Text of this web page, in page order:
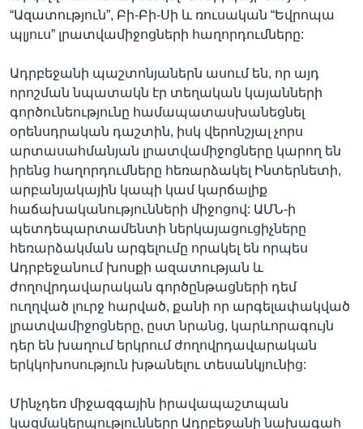
“Ազատություն”, Բի-Բի-Սի և ռուսական “Եվրոպա
պլյուս” լրատվամիջոցների հաղորդումները:
Ադրբեջանի պաշտոնյաներն ասում են, որ այդ
որոշման նպատակն էր տեղական կայանների
գործունեությունը համապատասխանեցնել
օրենսդրական դաշտին, իսկ վերոնշյալ չորս
արտասահմանյան լրատվամիջոցները կարող են
իրենց հաղորդումները հեռարձակել Ինտերնետի,
արբանյակային կապի կամ կարճալիք
հաճախականությունների միջոցով: ԱՄՆ-ի
պետդեպարտամենտի ներկայացուցիչները
հեռարձակման արգելումը որակել են որպես
Ադրբեջանում խոսքի ազատության և
ժողովրդավարական գործընթացների դեմ
ուղղված լուրջ հարված, քանի որ արգելափակված
լրատվամիջոցները, ըստ նրանց, կարևորագույն
դեր են խաղում երկրում ժողովրդավարական
երկկոխոսություն խթանելու տեսանկյունից:
Մինչդեռ միջազգային իրավապաշտպան
կազմակերպությունները Ադրբեջանի նախագահ